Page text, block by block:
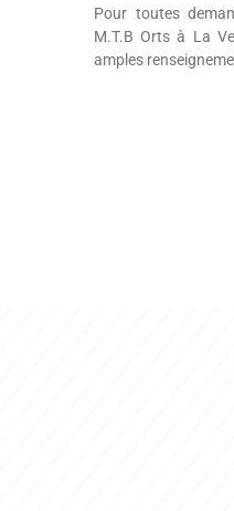
Pour toutes
M.T.B Orts à La
amples